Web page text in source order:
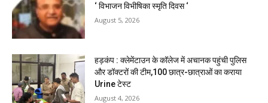
‘ विभाजन विभीषिका स्मृति दिवस ‘
August 5, 2026
हड़कंप : क्लेमेंटाउन के कॉलेज में अचानक पहुंची पुलिस
और डॉक्टरों की टीम,100 छात्र-छात्राओं का कराया
Urine टेस्ट
August 4, 2026